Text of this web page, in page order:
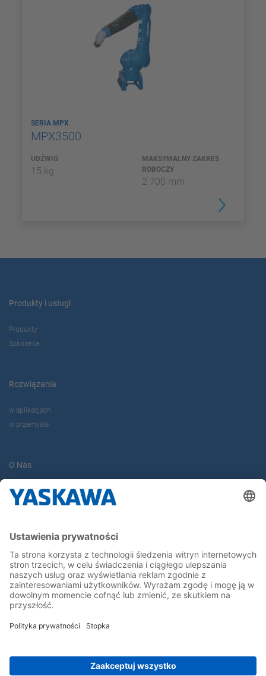
SERIA MPX
MPX3500
UDŹWIG
15 kg
MAKSYMALNY ZAKRES
ROBOCZY
2 700 mm
Produkty i usługi
Produkty
Szkolenia
Rozwiązania
w aplikacjach
w przemyśle
O Nas
Yaskawa Europe Gmbh
Yaskawa Polska
Kariera
Bądź z nami na bieżąco